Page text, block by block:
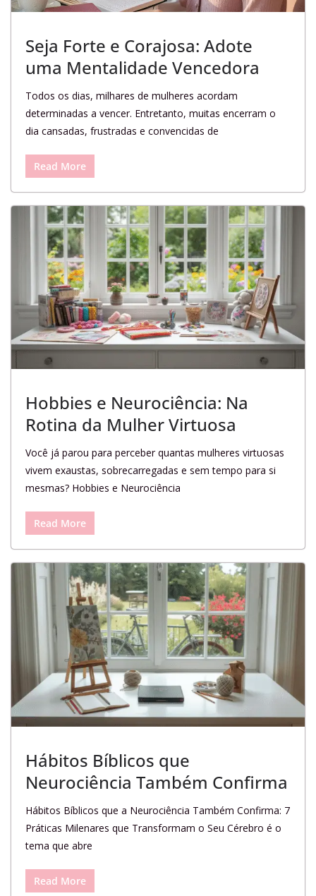
Seja Forte e Corajosa: Adote
uma Mentalidade Vencedora
Todos os dias, milhares de mulheres acordam
determinadas a vencer. Entretanto, muitas encerram o
dia cansadas, frustradas e convencidas de
Read More
Hobbies e Neurociência: Na
Rotina da Mulher Virtuosa
Você já parou para perceber quantas mulheres virtuosas
vivem exaustas, sobrecarregadas e sem tempo para si
mesmas? Hobbies e Neurociência
Read More
Hábitos Bíblicos que
Neurociência Também Confirma
Hábitos Bíblicos que a Neurociência Também Confirma: 7
Práticas Milenares que Transformam o Seu Cérebro é o
tema que abre
Read More